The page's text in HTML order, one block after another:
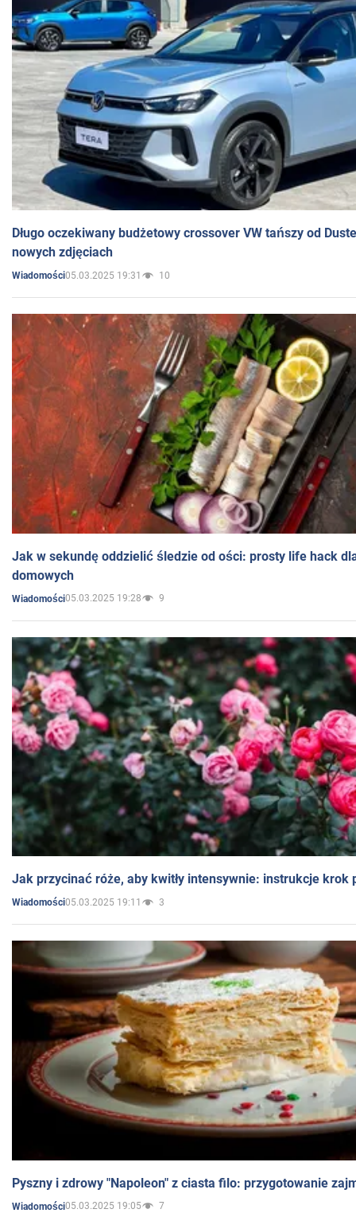
Długo oczekiwany budżetowy crossover VW tańszy od
nowych zdjęciach
Wiadomości05.03.2025 19:31 10
Jak w sekundę oddzielić śledzie od ości: prosty life hack
domowych
Wiadomości05.03.2025 19:28 9
Jak przycinać róże, aby kwitły intensywnie: instrukcje krok
Wiadomości05.03.2025 19:11 3
Pyszny i zdrowy "Napoleon" z ciasta filo: przygotowanie
Wiadomości05.03.2025 19:05 7